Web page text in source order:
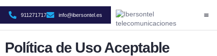
911271717 info@ibersontel.es
Política de Uso Aceptable